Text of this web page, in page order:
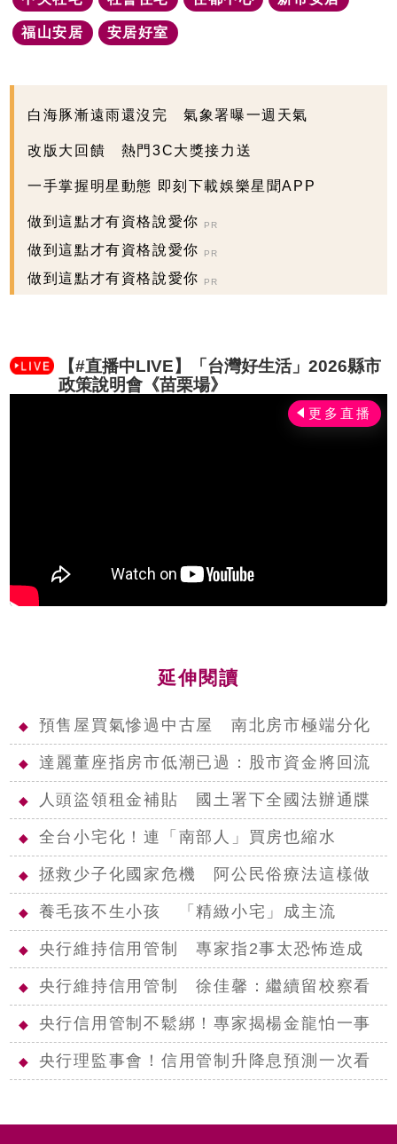
福山安居 安居好室
白海豚漸遠雨還沒完 氣象署曝一週天氣
改版大回饋 熱門3C大獎接力送
一手掌握明星動態 即刻下載娛樂星聞APP
做到這點才有資格說愛你 PR
做到這點才有資格說愛你 PR
做到這點才有資格說愛你 PR
【#直播中LIVE】「台灣好生活」2026縣市
政策說明會《苗栗場》
延伸閱讀
◆ 預售屋買氣慘過中古屋 南北房市極端分化
◆ 達麗董座指房市低潮已過：股市資金將回流
◆ 人頭盜領租金補貼 國土署下全國法辦通牒
◆ 全台小宅化！連「南部人」買房也縮水
◆ 拯救少子化國家危機 阿公民俗療法這樣做
◆ 養毛孩不生小孩 「精緻小宅」成主流
◆ 央行維持信用管制 專家指2事太恐怖造成
◆ 央行維持信用管制 徐佳馨：繼續留校察看
◆ 央行信用管制不鬆綁！專家揭楊金龍怕一事
◆ 央行理監事會！信用管制升降息預測一次看